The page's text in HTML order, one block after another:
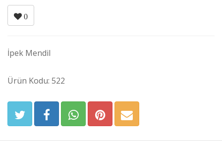
0
İpek Mendil
Ürün Kodu: 522